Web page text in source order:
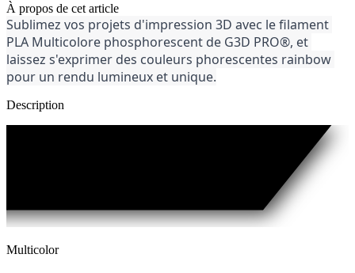
À propos de cet article
Sublimez vos projets d'impression 3D avec le filament
PLA Multicolore phosphorescent de G3D PRO®, et
laissez s'exprimer des couleurs phorescentes rainbow
pour un rendu lumineux et unique.
Description
Multicolor